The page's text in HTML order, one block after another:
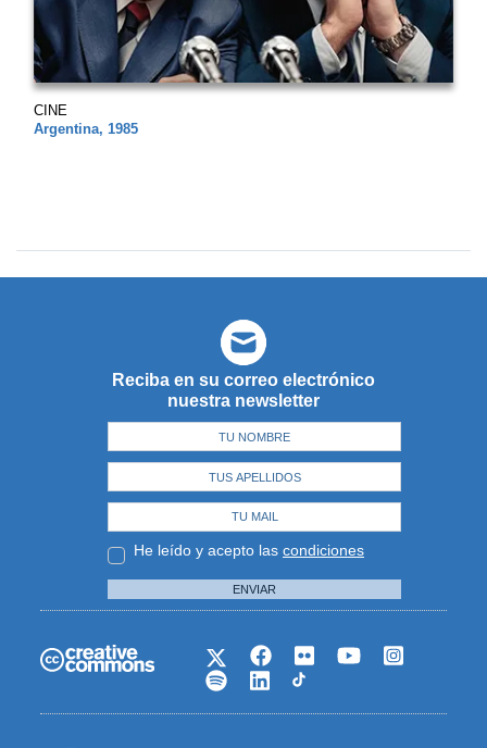
CINE
Argentina, 1985
Reciba en su correo electrónico
nuestra newsletter
He leído y acepto las condiciones
ENVIAR